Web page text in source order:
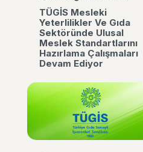
TÜGİS Mesleki
Yeterlilikler Ve Gıda
Sektöründe Ulusal
Meslek Standartlarını
Hazırlama Çalışmaları
Devam Ediyor